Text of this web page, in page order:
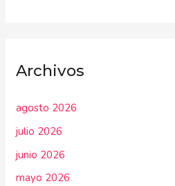
Archivos
agosto 2026
julio 2026
junio 2026
mayo 2026